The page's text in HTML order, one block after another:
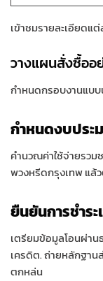
เข้าชมรายละเอียดแ
วางแผนสั่งซื้อ
กำหนดกรอบงานแบ
กำหนดงบประ
คำนวณค่าใช้จ่ายรวม
พวงหรีดกรุงเทพ แล้ว
ยืนยันการชำระ
เตรียมข้อมูลโอนผ่าน
เครดิต. ถ่ายหลักฐาน
ตกหล่น